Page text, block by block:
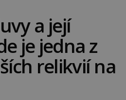
a její
je jedna z
relikvií na